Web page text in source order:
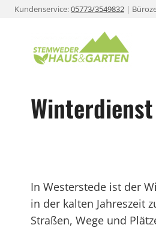
ZumKundenservice:05773/3549832 |
In Westerstede ist der
in der kalten Jahreszeit
Straßen, Wege und